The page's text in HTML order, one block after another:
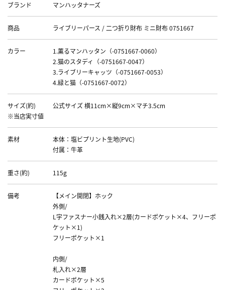
ブランド
マンハッタナーズ
商品 ライブリーパース / 二つ折り財布 ミニ財布 0751667
カラー
1.薫るマンハッタン（-0751667-0060）
2.猫のスタディ（-0751667-0047）
3.ライブリーキャッツ（-0751667-0053）
4.緑と猫（-0751667-0072）
サイズ(約)
※当店実寸値
公式サイズ 横11cm×縦9cm×マチ3.5cm
素材
本体：塩ビプリント生地(PVC)
付属：牛革
重さ(約) 115g
備考
【メイン開閉】ホック
外側/
L字ファスナー小銭入れ×2層(カードポケット×4、フリーポ
ケット×1)
フリーポケット×1
内側/
札入れ×2層
カードポケット×5